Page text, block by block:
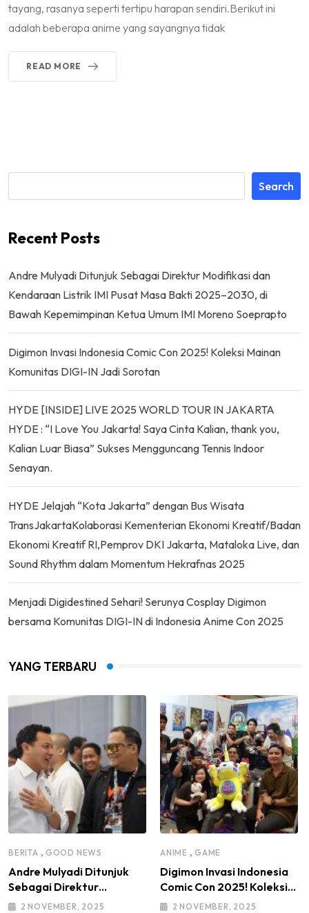
tayang, rasanya seperti tertipu harapan sendiri.Berikut ini
adalah beberapa anime yang sayangnya tidak
READ MORE
Search
Recent Posts
Andre Mulyadi Ditunjuk Sebagai Direktur Modifikasi dan
Kendaraan Listrik IMI Pusat Masa Bakti 2025–2030, di
Bawah Kepemimpinan Ketua Umum IMI Moreno Soeprapto
Digimon Invasi Indonesia Comic Con 2025! Koleksi Mainan
Komunitas DIGI-IN Jadi Sorotan
HYDE [INSIDE] LIVE 2025 WORLD TOUR IN JAKARTA
HYDE : “I Love You Jakarta! Saya Cinta Kalian, thank you,
Kalian Luar Biasa” Sukses Mengguncang Tennis Indoor
Senayan.
HYDE Jelajah “Kota Jakarta” dengan Bus Wisata
TransJakartaKolaborasi Kementerian Ekonomi Kreatif/Badan
Ekonomi Kreatif RI,Pemprov DKI Jakarta, Mataloka Live, dan
Sound Rhythm dalam Momentum Hekrafnas 2025
Menjadi Digidestined Sehari! Serunya Cosplay Digimon
bersama Komunitas DIGI-IN di Indonesia Anime Con 2025
YANG TERBARU
BERITA , GOOD NEWS
Andre Mulyadi Ditunjuk
Sebagai Direktur
Modifikasi dan Kendaraan
2 NOVEMBER, 2025
ANIME , GAME
Digimon Invasi Indonesia
Comic Con 2025! Koleksi
Mainan Komunitas DIGI-IN
2 NOVEMBER, 2025